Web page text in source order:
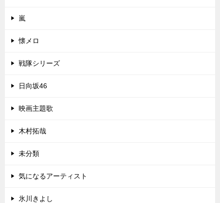
嵐
懐メロ
戦隊シリーズ
日向坂46
映画主題歌
木村拓哉
未分類
気になるアーティスト
氷川きよし